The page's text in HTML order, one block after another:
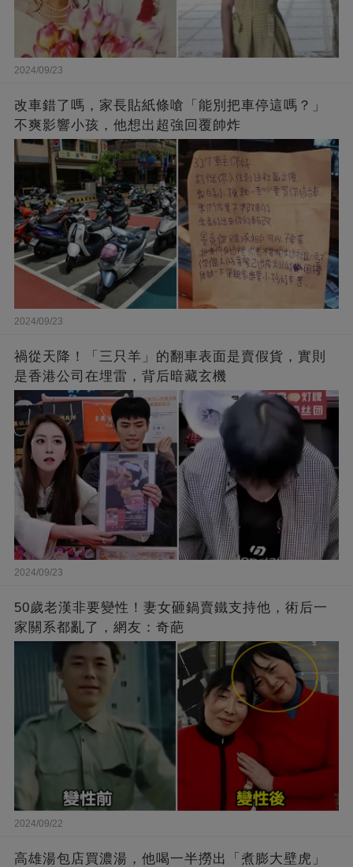
2024/09/23
改車錯了嗎，家長貼紙條嗆「能別把車停這嗎？」
不爽影響小孩，他想出超強回覆帥炸
2024/09/23
禍從天降！「三只羊」的翻車表面是賣假貨，實則
是香港公司在埋雷，背后暗藏玄機
2024/09/23
50歲老漢非要變性！妻女砸鍋賣鐵支持他，術后一
家關系都亂了，網友：奇葩
2024/09/22
高雄湯包店買濃湯，他喝一半撈出「煮膨大壁虎」